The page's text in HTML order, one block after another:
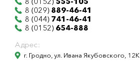
8 (029) 889-46-41
8 (044) 741-46-41
8 (0152) 654-888
Адрес:
г. Гродно, ул. Ивана Якубовского, 12К